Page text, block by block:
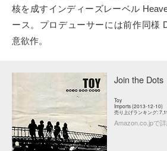
核を成すインディーズレーベル
ース。プロデューサーには前作同様
意欲作。
Join the Dots
Toy
Imports (2013-12-10)
売り上げランキング:
Amazon.co.jpで